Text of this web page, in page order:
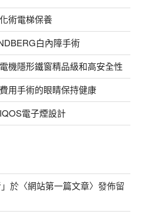
術電梯保養
白內障手術
機隱形鐵窗精品級和高安全性
用手術的眼睛保持健康
電子煙設計
」於〈網站第一篇文章〉發佈留